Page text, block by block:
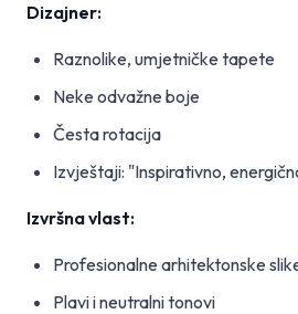
Dizajner:
Raznolike, umjetničke tapete
Neke odvažne boje
Česta rotacija
Izvještaji: "Inspirativno,
Izvršna vlast:
Profesionalne arhitektonske
Plavi i neutralni tonovi